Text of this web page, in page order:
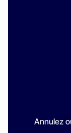
Annulez